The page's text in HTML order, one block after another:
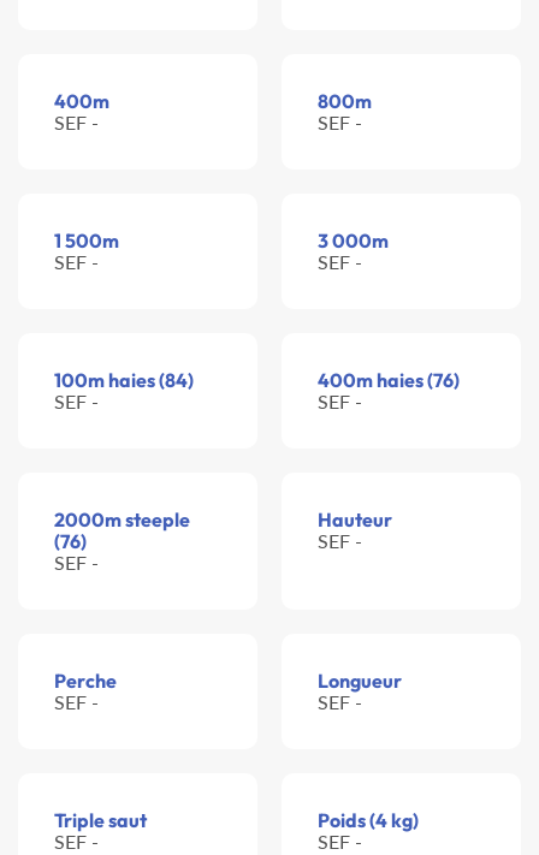
400m
SEF -
800m
SEF -
1 500m
SEF -
3 000m
SEF -
100m haies (84)
SEF -
400m haies (76)
SEF -
2000m steeple
(76)
SEF -
Hauteur
SEF -
Perche
SEF -
Longueur
SEF -
Triple saut
SEF -
Poids (4 kg)
SEF -